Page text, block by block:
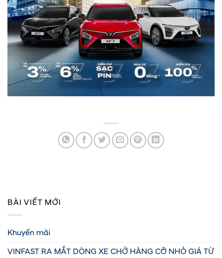
BÀI VIẾT MỚI
Khuyến mãi
VINFAST RA MẮT DÒNG XE CHỞ HÀNG CỠ NHỎ GIÁ TỪ